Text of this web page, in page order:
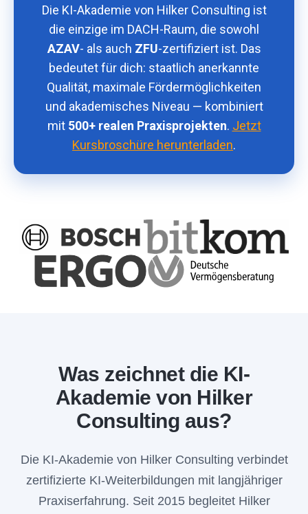
Die KI-Akademie von Hilker Consulting ist
die einzige im DACH-Raum, die sowohl
AZAV- als auch ZFU-zertifiziert ist. Das
bedeutet für dich: staatlich anerkannte
Qualität, maximale Fördermöglichkeiten
und akademisches Niveau — kombiniert
mit 500+ realen Praxisprojekten. Jetzt
Kursbroschüre herunterladen.
Kunden
vertrauten
Was zeichnet die KI-
Akademie von Hilker
Consulting aus?
Die KI-Akademie von Hilker Consulting verbindet
zertifizierte KI-Weiterbildungen mit langjähriger
Praxiserfahrung. Seit 2015 begleitet Hilker